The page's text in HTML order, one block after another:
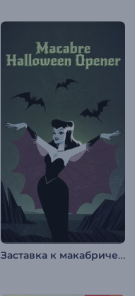
Заставка к макабрическому Хэллоуину